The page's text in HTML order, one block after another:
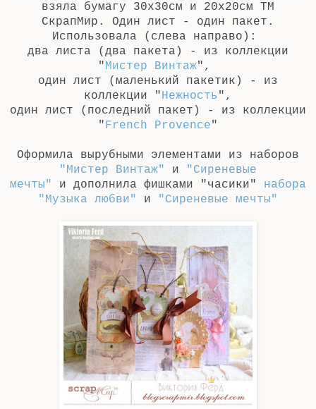
взяла бумагу 30х30см и 20х20см ТМ
СкрапМир. Один лист - один пакет.
Использовала (слева направо):
два листа (два пакета) - из коллекции
"Мистер Винтаж",
один лист (маленький пакетик) - из
коллекции "Нежность",
один лист (последний пакет) - из коллекции
"French Provence"
Оформила вырубными элементами из наборов
"Мистер Винтаж"
и
"Сиреневые
мечты"
и дополнила фишками "часики" набора
"Музыка любви"
и "Сиреневые мечты"